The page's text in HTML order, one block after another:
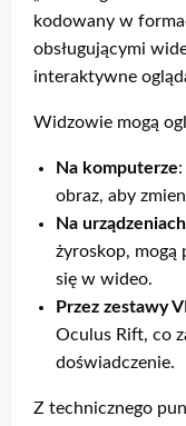
kodowany w
obsługującymi
interaktywne
Widzowie mogą
Na komputerze
obraz, aby
Na
żyroskop, mogą
się w wideo.
Przez zestawy
Oculus Rift, co
doświadczenie.
Z technicznego